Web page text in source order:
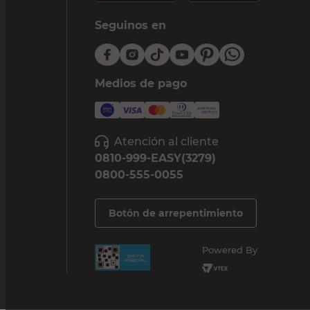
Seguinos en
Medios de pago
Atención al cliente
0810-999-EASY(3279)
0800-555-0055
Botón de arrepentimiento
Powered By